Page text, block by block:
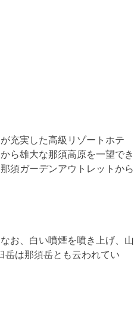
充実した高級リゾートホテ
ら雄大な那須高原を一望でき
須ガーデンアウトレットから
お、白い噴煙を噴き上げ、山
岳は那須岳とも云われてい